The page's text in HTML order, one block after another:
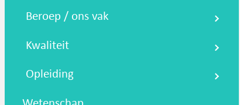
Beroep / ons vak
Kwaliteit
Opleiding